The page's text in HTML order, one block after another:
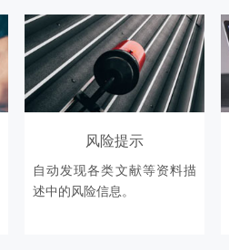
风险提示
自动发现各类文献等资料描
述中的风险信息。